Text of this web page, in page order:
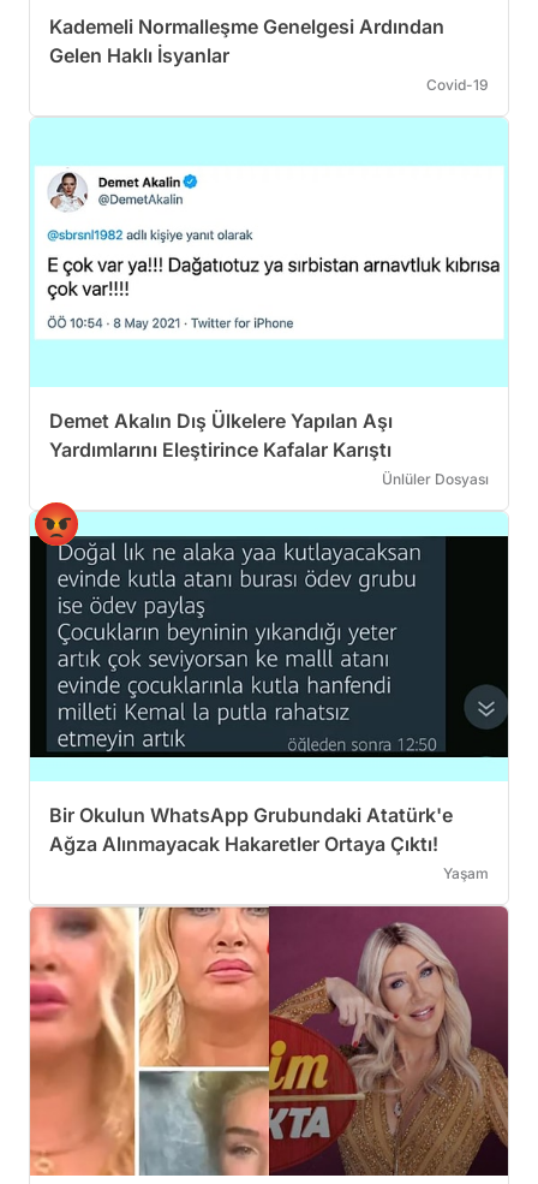
Kademeli Normalleşme Genelgesi Ardından
Gelen Haklı İsyanlar
Covid-19
Demet Akalın Dış Ülkelere Yapılan Aşı
Yardımlarını Eleştirince Kafalar Karıştı
Ünlüler Dosyası
Bir Okulun WhatsApp Grubundaki Atatürk'e
Ağza Alınmayacak Hakaretler Ortaya Çıktı!
Yaşam